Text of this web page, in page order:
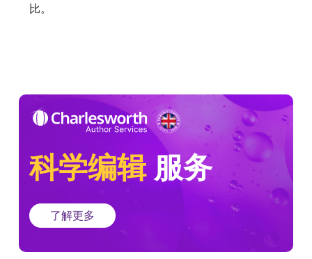
比。
科学编辑服务
了解更多